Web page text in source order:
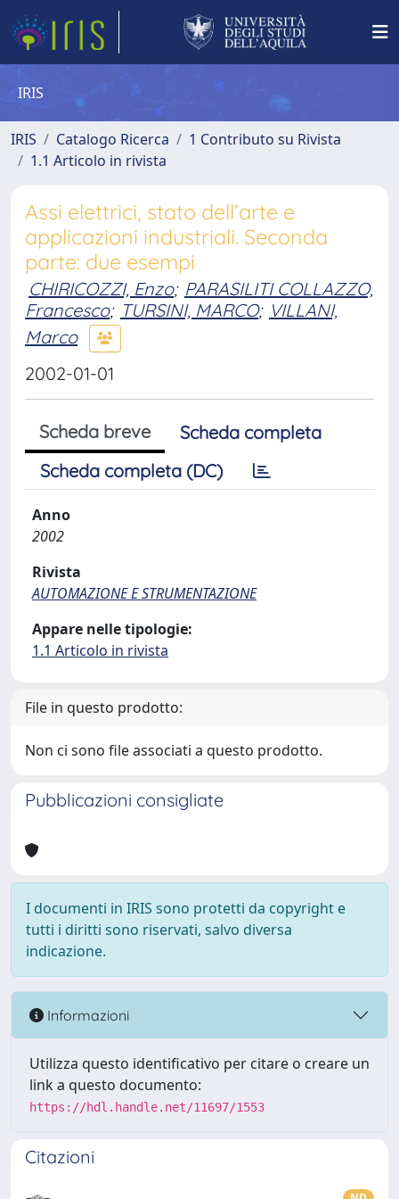
IRIS
IRIS Catalogo Ricerca
1 Contributo su Rivista
1.1 Articolo in rivista
Assi elettrici, stato dell’arte e
applicazioni industriali. Seconda
parte: due esempi
CHIRICOZZI, Enzo; PARASILITI COLLAZZO,
Francesco; TURSINI, MARCO; VILLANI,
Marco
2002-01-01
Scheda breve
Scheda completa
Scheda completa (DC)
Anno
2002
Rivista
AUTOMAZIONE E STRUMENTAZIONE
Appare nelle tipologie:
1.1 Articolo in rivista
File in questo prodotto:
Non ci sono file associati a questo prodotto.
Pubblicazioni consigliate
I documenti in IRIS sono protetti da copyright e
tutti i diritti sono riservati, salvo diversa
indicazione.
Informazioni
Utilizza questo identificativo per citare o creare un
link a questo documento:
https://hdl.handle.net/11697/1553
Citazioni